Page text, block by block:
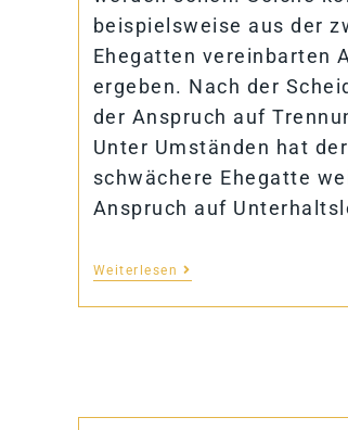
beispielsweise aus der
Ehegatten vereinbarten
ergeben. Nach der
der Anspruch auf
Unter Umständen hat
schwächere Ehegatte
Anspruch auf
Weiterlesen